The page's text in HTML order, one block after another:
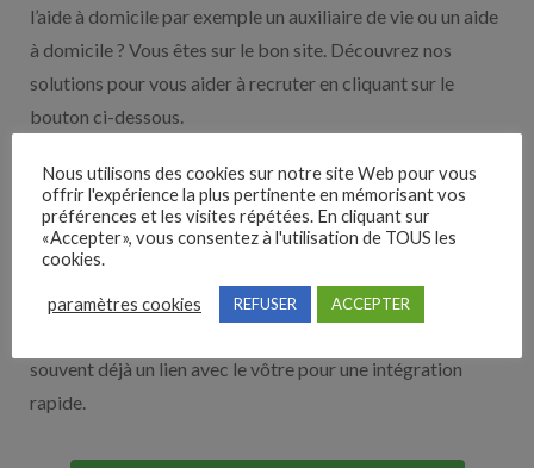
l’aide à domicile par exemple un auxiliaire de vie ou un aide
à domicile ? Vous êtes sur le bon site. Découvrez nos
solutions pour vous aider à recruter en cliquant sur le
bouton ci-dessous.
Nos solutions entreprises
Découvrez nos partenaires ! Moteurs de recherches,
multidiffuseurs, sites payant… nombreux sont nos
souvent déjà un lien avec le vôtre pour une intégration
rapide.
Nous utilisons des cookies sur notre site Web pour vous
offrir l'expérience la plus pertinente en mémorisant vos
préférences et les visites répétées. En cliquant sur
«Accepter», vous consentez à l'utilisation de TOUS les
cookies.
paramètres cookies REFUSER ACCEPTER